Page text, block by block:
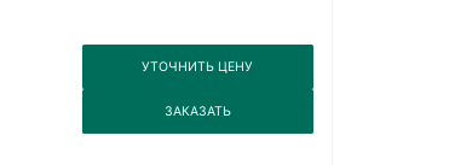
УТОЧНИТЬ ЦЕНУ
ЗАКАЗАТЬ